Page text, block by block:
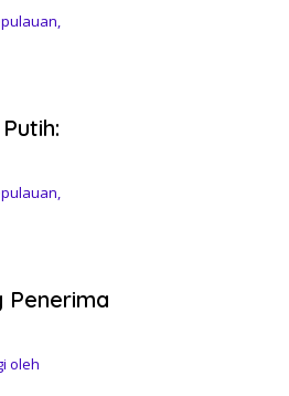
Penerima
oleh